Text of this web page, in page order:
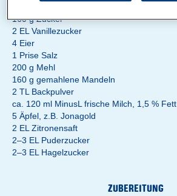
160 g Zucker
2 EL Vanillezucker
4 Eier
1 Prise Salz
200 g Mehl
160 g gemahlene Mandeln
2 TL Backpulver
ca. 120 ml MinusL frische Milch, 1,5 % Fett
5 Äpfel, z.B. Jonagold
2 EL Zitronensaft
2–3 EL Puderzucker
2–3 EL Hagelzucker
ZUBEREITUNG